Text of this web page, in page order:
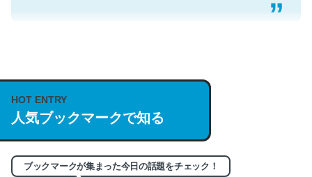
説してる記事が少ないので貴重な良記事。/続編来た
https://isobe324649.hatenablog.com/entry/2023/03/27
/064121
─GPTの仕組みと限界についての考察（１） - conceptualization
HOT ENTRY
人気ブックマークで知る
ブックマークが集まった今日の話題をチェック！